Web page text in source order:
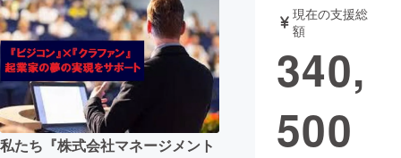
テクノロジー・ガジェット ゲーム・サ
映像・映画 書籍・雑誌
ビジネス・起業
私たち『株式会社マネージメント
現在の支援総
額
340,
500